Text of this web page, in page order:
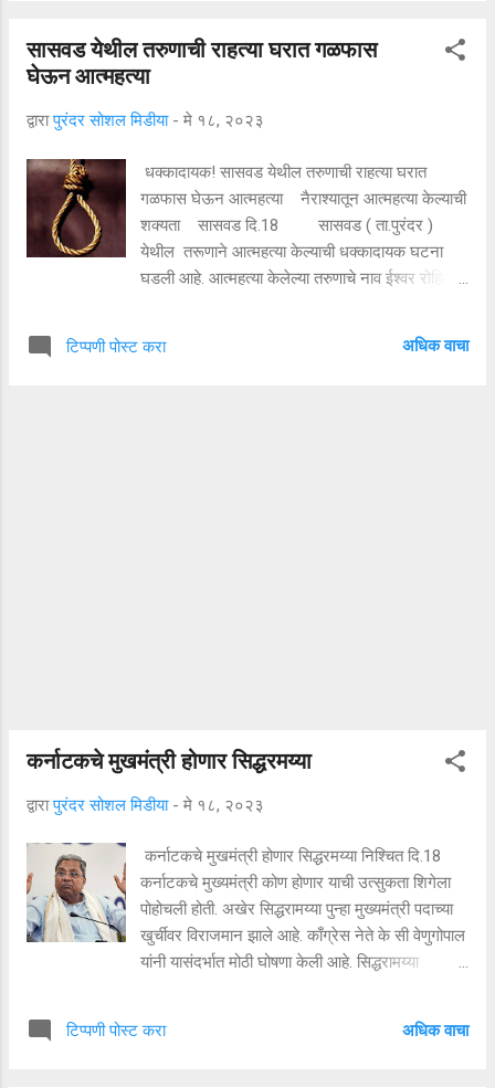
आमदार संजय जगताप यांनी सभापती शरद जगताप यांचा
सत्कार करून अभिनंदन केलंय... यावेळी राष्ट्रवादीचे
संभाजी होळकर, काँग्रेसचे तालुका अध्यक्ष प्रदीप पोमान,
शिवसेना तालुका अध्यक्ष अभिजित जगताप,माजी जिल्हा
परिषद सदस्य सुदाम इंगळे, दत्ता झुरूंगे,माजी सनदी
अधिकारी संभाजी झेंडे, शेतकरी संघटनेचे दिलीप गिरमे, ...
सासवड येथील तरुणाची राहत्या घरात गळफास
घेऊन आत्महत्या
द्वारापुरंदर सोशल मिडीया - मे १८, २०२३
धक्कादायक! सासवड येथील तरुणाची राहत्या घरात
गळफास घेऊन आत्महत्या नैराश्यातून आत्महत्या केल्याची
शक्यता सासवड दि.18 सासवड ( ता.पुरंदर )
येथील तरूणाने आत्महत्या केल्याची धक्कादायक घटना
घडली आहे. आत्महत्या केलेल्या तरुणाचे नाव ईश्वर रोहिदास
ता.पुरंदर जि.पुणे या ठिकाणचा रहिवाशी आहे..हा तरूण हा
टिप्पणी पोस्ट करा अधिक वाचा
कर्नाटकचे मुखमंत्री होणार सिद्धरमय्या
द्वारापुरंदर सोशल मिडीया - मे १८, २०२३
कर्नाटकचे मुखमंत्री होणार सिद्धरमय्या निश्चित दि.18
कर्नाटकचे मुख्यमंत्री कोण होणार याची उत्सुकता शिगेला
पोहोचली होती. अखेर सिद्धरामय्या पुन्हा मुख्यमंत्री पदाच्या
खुर्चीवर विराजमान झाले आहे. काँग्रेस नेते के सी वेणुगोपाल
यांनी यासंदर्भात मोठी घोषणा केली आहे. सिद्धरामय्या
सिद्धारामय्या यांच्या गळ्यात पुन्हा एकदा मुख्यमंत्री पदाची
टिप्पणी पोस्ट करा अधिक वाचा